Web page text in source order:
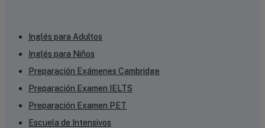
Inglés para Adultos
Inglés para Niños
Preparación Exámenes Cambridge
Preparación Examen IELTS
Preparación Examen PET
Escuela de Intensivos